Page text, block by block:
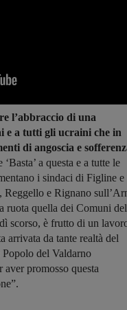
l’abbraccio di una
e a tutti gli ucraini che in
di angoscia e
a questa e a tutte le
i sindaci di Figline e
Reggello e Rignano
ruota quella dei Comuni del
scorso, è frutto di un
arrivata da tante realtà del
del Valdarno
promosso questa